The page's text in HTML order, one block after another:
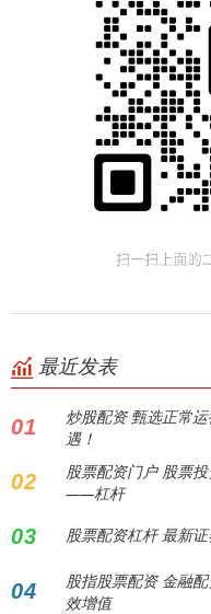
最近发表
01
炒股配资 甄选正常
遇！
02
股票配资门户 股票
——杠杆
03 股票配资杠杆 最新
04
股指股票配资 金融
效增值